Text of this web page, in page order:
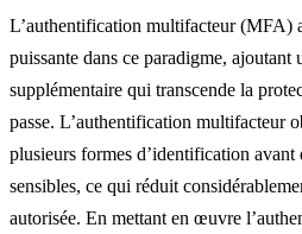
L’authentification multifacteur (MFA)
puissante dans ce paradigme, ajoutant
supplémentaire qui transcende la
passe. L’authentification multifacteur
plusieurs formes d’identification avant
sensibles, ce qui réduit
autorisée. En mettant en œuvre